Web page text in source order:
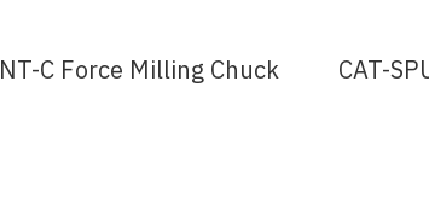
NT-C Force Milling Chuck CAT-